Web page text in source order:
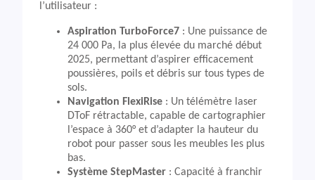
l’utilisateur :
Aspiration TurboForce7 : Une puissance de
24 000 Pa, la plus élevée du marché début
2025, permettant d’aspirer efficacement
poussières, poils et débris sur tous types de
sols.
Navigation FlexiRise : Un télémètre laser
DToF rétractable, capable de cartographier
l’espace à 360° et d’adapter la hauteur du
robot pour passer sous les meubles les plus
bas.
Système StepMaster : Capacité à franchir